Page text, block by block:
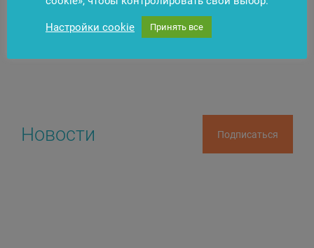
Новости Подписаться
Настройки cookie Принять все